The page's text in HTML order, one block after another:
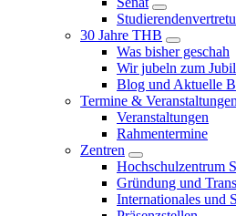
30 Jahre THB
Was bisher geschah
Wir jubeln zum
Blog und Aktuelle
Termine & Veranstaltungen
Veranstaltungen
Rahmentermine
Zentren
Hochschulzentrum
Gründung und
Internationales und